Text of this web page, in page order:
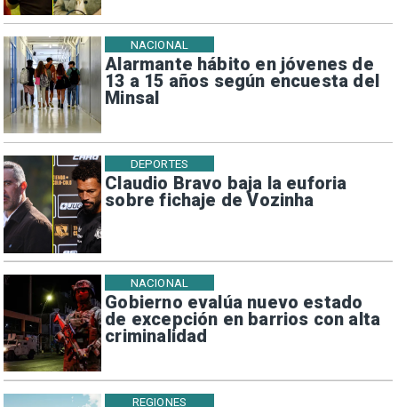
Alarmante hábito en jóvenes de
13 a 15 años según encuesta del
Minsal
NACIONAL
Claudio Bravo baja la euforia
sobre fichaje de Vozinha
DEPORTES
Gobierno evalúa nuevo estado
de excepción en barrios con alta
criminalidad
NACIONAL
REGIONES